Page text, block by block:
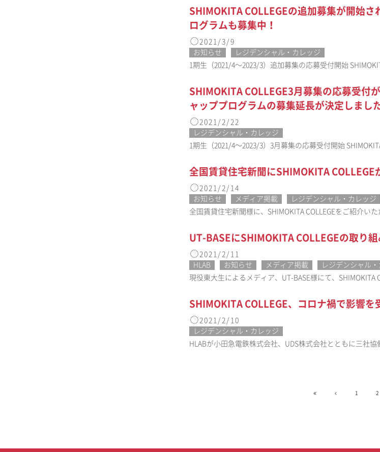
SHIMOKITA COLLEGEの追加募集が開始
ログラムも募集中！
2021/3/9
お知らせ
レジデンシャル・カレッジ
1期生（2021/4〜2023/3）追加募集の応募受付開始
SHIMOKITA COLLEGE3月募集の応募受付
ャッププログラムの募集延長が決定しまし
2021/2/22
レジデンシャル・カレッジ
1期生（2021/4〜2023/3）3月募集の応募受付開始
全国賃貸住宅新聞にSHIMOKITA COLLEGE
2021/2/14
お知らせ
メディア掲載
レジデンシャル・カレッジ
全国賃貸住宅新聞様に、SHIMOKITA COLLEGEをご紹介い
UT-BASEにSHIMOKITA COLLEGEの取り
2021/2/11
HLAB
お知らせ メディア掲載
レジデンシャル
現役東大生によるメディア、UT-BASE様にて、SHIMOKITA
SHIMOKITA COLLEGE、コロナ禍で影響
2021/2/10
レジデンシャル・カレッジ
HLABが小田急電鉄株式会社、UDS株式会社とともに三社協
1 2